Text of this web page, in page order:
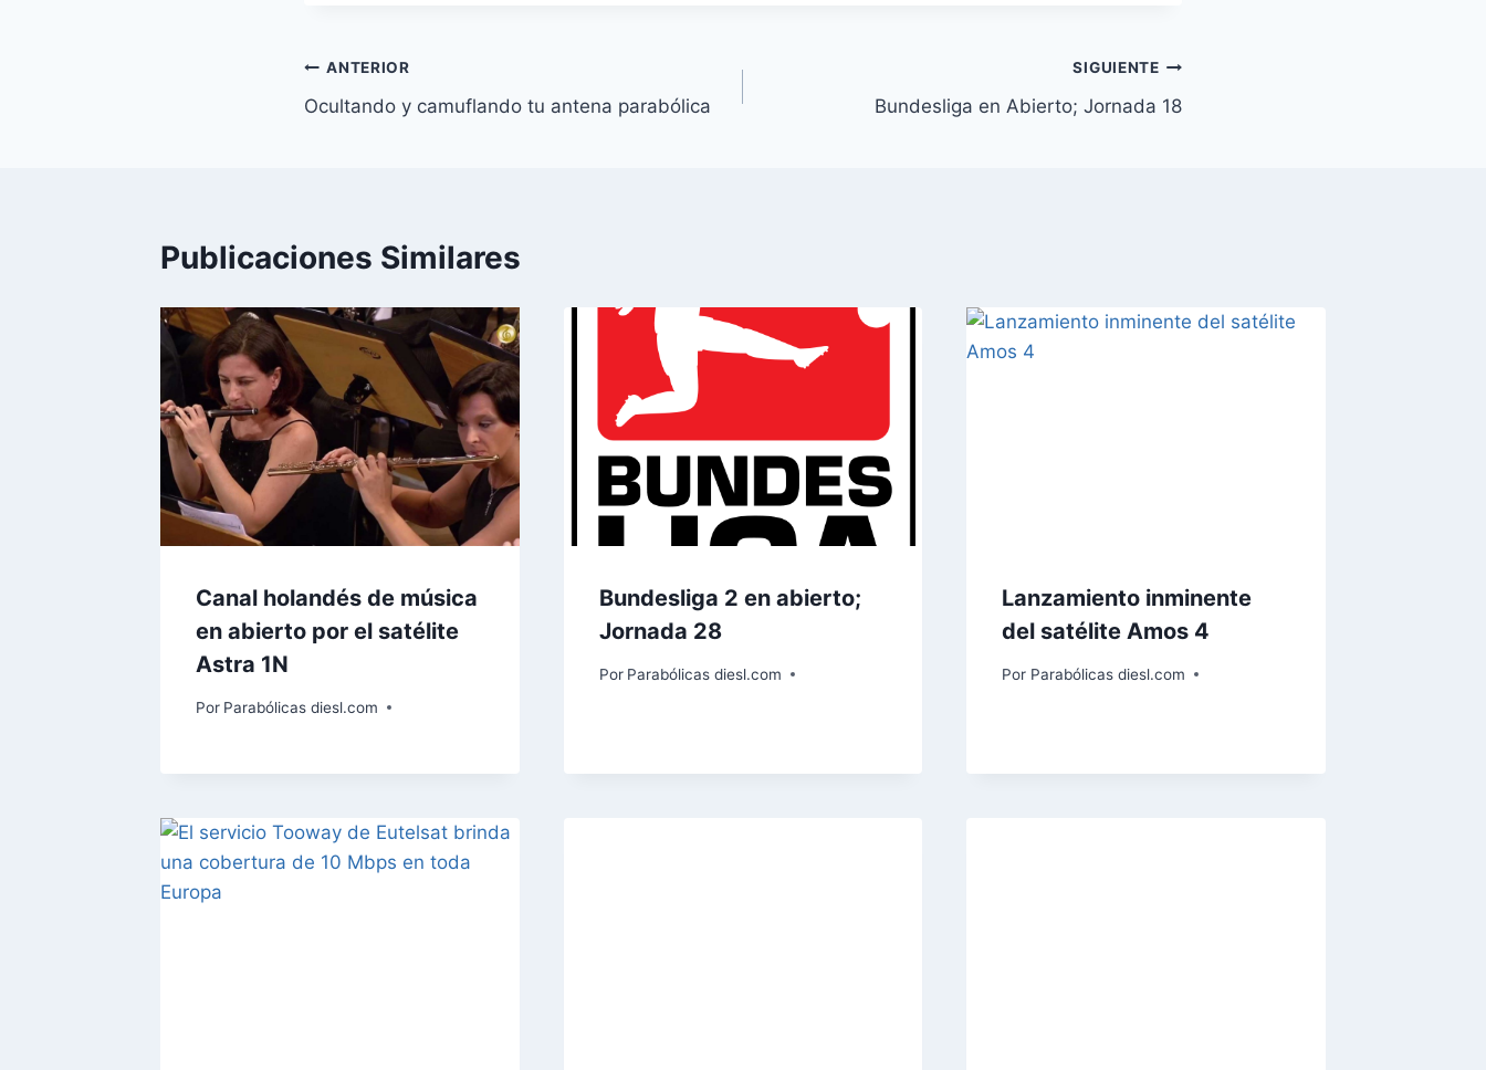
Navegación
de
ANTERIOR
Ocultando y camuflando tu antena parabólica
SIGUIENTE
Bundesliga en Abierto; Jornada 18
Publicaciones Similares
Canal holandés de música
en abierto por el satélite
Astra 1N
Por Parabólicas diesl.com
Bundesliga 2 en abierto;
Jornada 28
Por Parabólicas diesl.com
Lanzamiento inminente
del satélite Amos 4
Por Parabólicas diesl.com